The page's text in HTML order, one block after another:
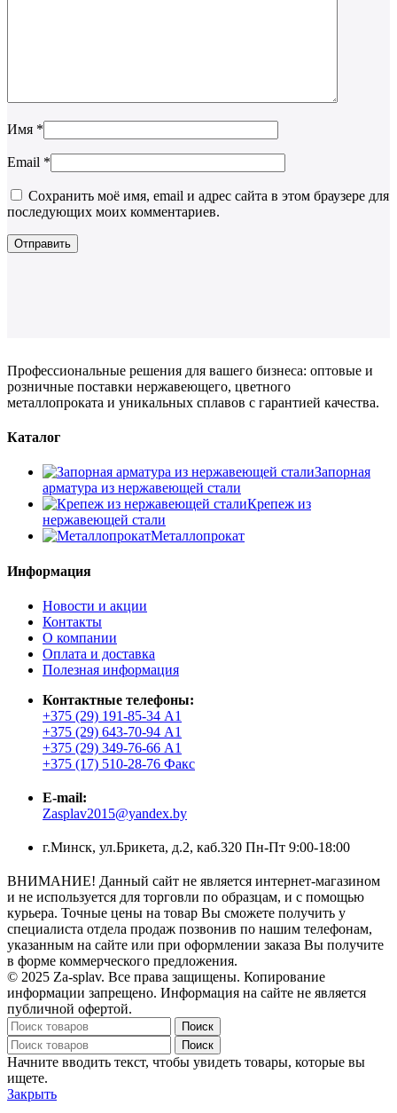
Имя *
Email *
Сохранить моё имя, email и адрес сайта в этом браузере для
последующих моих комментариев.
Профессиональные решения для вашего бизнеса: оптовые и
розничные поставки нержавеющего, цветного
металлопроката и уникальных сплавов с гарантией качества.
Каталог
Запорная
арматура из нержавеющей стали
Крепеж из
нержавеющей стали
Металлопрокат
Информация
Новости и акции
Контакты
О компании
Оплата и доставка
Полезная информация
Контактные телефоны:
+375 (29) 191-85-34 А1
+375 (29) 643-70-94 А1
+375 (29) 349-76-66 А1
+375 (17) 510-28-76 Факс
E-mail:
Zasplav2015@yandex.by
г.Минск, ул.Брикета, д.2, каб.320 Пн-Пт 9:00-18:00
ВНИМАНИЕ! Данный сайт не является интернет-магазином
и не используется для торговли по образцам, и с помощью
курьера. Точные цены на товар Вы сможете получить у
специалиста отдела продаж позвонив по нашим телефонам,
указанным на сайте или при оформлении заказа Вы получите
в форме коммерческого предложения.
© 2025 Za-splav. Все права защищены. Копирование
информации запрещено. Информация на сайте не является
публичной офертой.
Поиск
Поиск
Начните вводить текст, чтобы увидеть товары, которые вы
ищете.
Закрыть